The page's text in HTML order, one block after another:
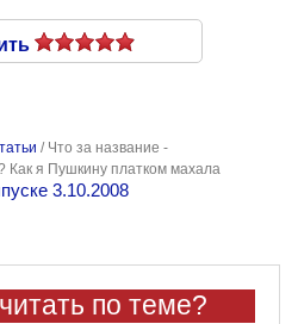
/ Что за название -
Как я Пушкину платком махала
3.10.2008
по теме?